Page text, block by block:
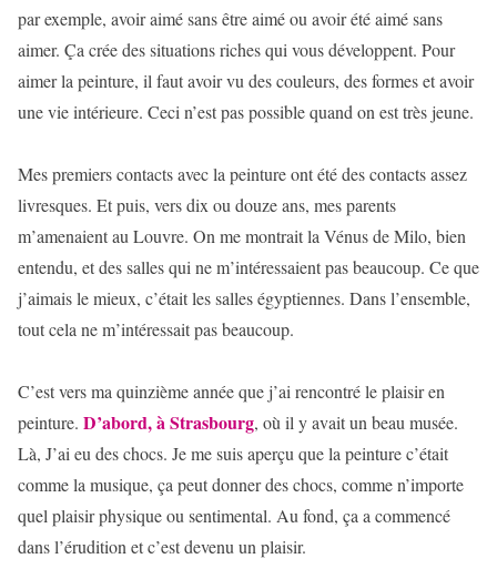
par exemple, avoir aimé sans être aimé ou avoir été aimé sans
aimer. Ça crée des situations riches qui vous développent. Pour
aimer la peinture, il faut avoir vu des couleurs, des formes et avoir
une vie intérieure. Ceci n’est pas possible quand on est très jeune.
Mes premiers contacts avec la peinture ont été des contacts assez
livresques. Et puis, vers dix ou douze ans, mes parents
m’amenaient au Louvre. On me montrait la Vénus de Milo, bien
entendu, et des salles qui ne m’intéressaient pas beaucoup. Ce que
j’aimais le mieux, c’était les salles égyptiennes. Dans l’ensemble,
tout cela ne m’intéressait pas beaucoup.
C’est vers ma quinzième année que j’ai rencontré le plaisir en
peinture. D’abord, à Strasbourg, où il y avait un beau musée.
Là, J’ai eu des chocs. Je me suis aperçu que la peinture c’était
comme la musique, ça peut donner des chocs, comme n’importe
quel plaisir physique ou sentimental. Au fond, ça a commencé
dans l’érudition et c’est devenu un plaisir.